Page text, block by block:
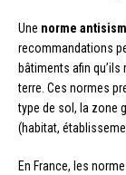
Une norme
recommandations
bâtiments afin
terre. Ces normes
type de sol, la zone
(habitat,
En France, les